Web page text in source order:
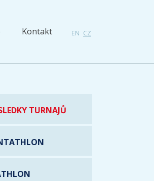
Kontakt EN CZ
TURNAJŮ